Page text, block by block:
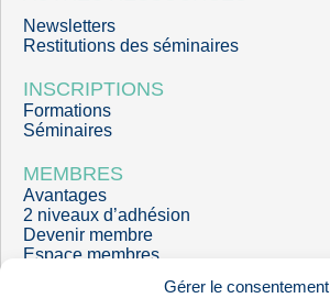
Gérer le consentement
Newsletters
Restitutions des séminaires
INSCRIPTIONS
Formations
Séminaires
MEMBRES
Avantages
2 niveaux d’adhésion
Devenir membre
Espace membres